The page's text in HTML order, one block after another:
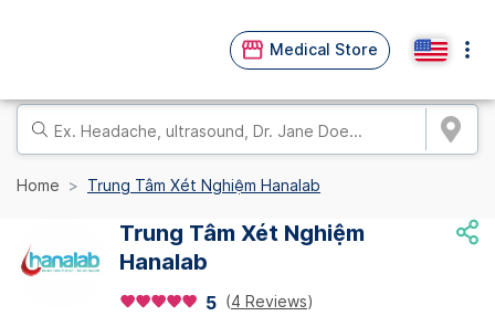
Medical Store
Home Trung Tâm Xét Nghiệm Hanalab
Trung Tâm Xét Nghiệm
Hanalab
5 (4 Reviews)